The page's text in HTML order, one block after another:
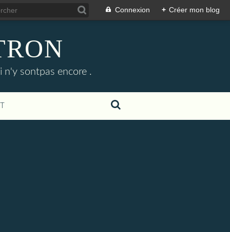
Connexion + Créer mon blog
n'y sontpas encore .